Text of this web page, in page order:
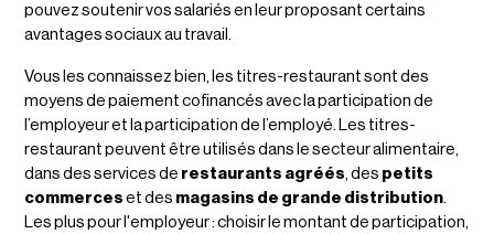
pouvez soutenir vos salariés en leur proposant certains
avantages sociaux au travail.
Vous les connaissez bien, les titres-restaurant sont des
moyens de paiement cofinancés avec la participation de
l’employeur et la participation de l’employé. Les titres-
restaurant peuvent être utilisés dans le secteur alimentaire,
dans des services de restaurants agréés , des petits
commerces et des magasins de grande distribution
Les plus pour l'employeur : choisir le montant de participation,